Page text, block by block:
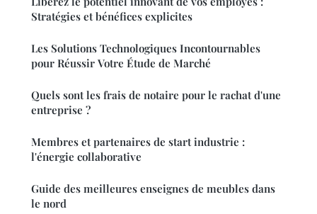
Stratégies et bénéfices explicites
Les Solutions Technologiques Incontournables
pour Réussir Votre Étude de Marché
Quels sont les frais de notaire pour le rachat d'une
entreprise ?
Membres et partenaires de start industrie :
l'énergie collaborative
Guide des meilleures enseignes de meubles dans
le nord